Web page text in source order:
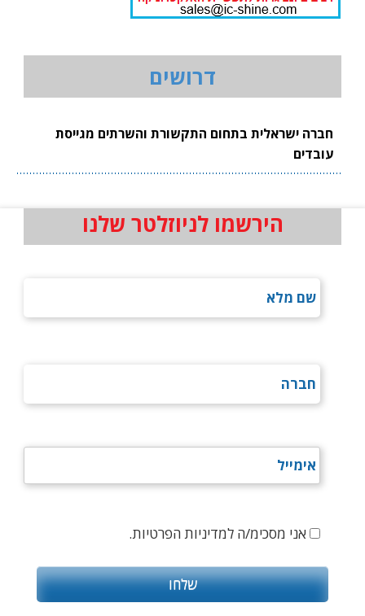
דרושים
חברה ישראלית בתחום התקשורת והשרתים מגייסת
עובדים
הירשמו לניוזלטר שלנו
אני מסכימ/ה למדיניות הפרטיות.